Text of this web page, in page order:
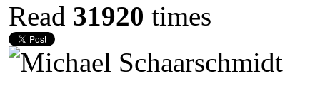
Read 31920 times